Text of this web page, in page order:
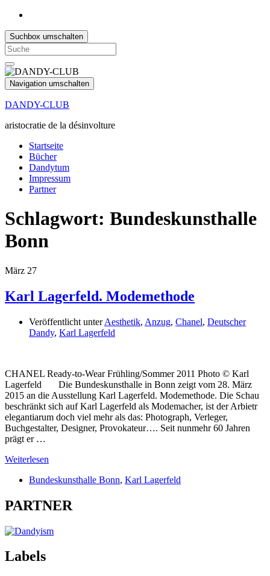
Suchbox umschalten
Search
for:
Navigation umschalten
DANDY-CLUB
aristocratie de la désinvolture
Startseite
Bücher
Dandytum
Impressum
Partner
Schlagwort: Bundeskunsthalle
Bonn
März 27
Karl Lagerfeld. Modemethode
Veröffentlicht unterAesthetik, Anzug, Chanel, Deutscher
Dandy, Karl Lagerfeld
CHANEL Ready-to-Wear Frühling/Sommer 2011 Photo © Karl
Lagerfeld Die Bundeskunsthalle in Bonn zeigt vom 28. März
2015 an die Ausstellung Karl Lagerfeld. Modemethode. Die Schau
beschränkt sich auf Karl Lagerfeld als Modemacher, ist der Arbietr
elegantiarum doch viel mehr als das: Photograph, Verleger,
Buchgestalter, Designer, Provokateur…. Seit nunmehr 60 Jahren
prägt er …
Weiterlesen
Bundeskunsthalle Bonn, Karl Lagerfeld
PARTNER
Labels